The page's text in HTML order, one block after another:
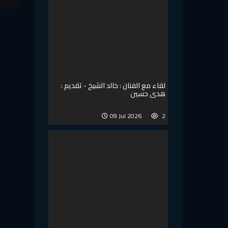
لقاء مع الفنان : خالد الشيخ - تقديم :
هدى حسين
2
09 Jul 2026